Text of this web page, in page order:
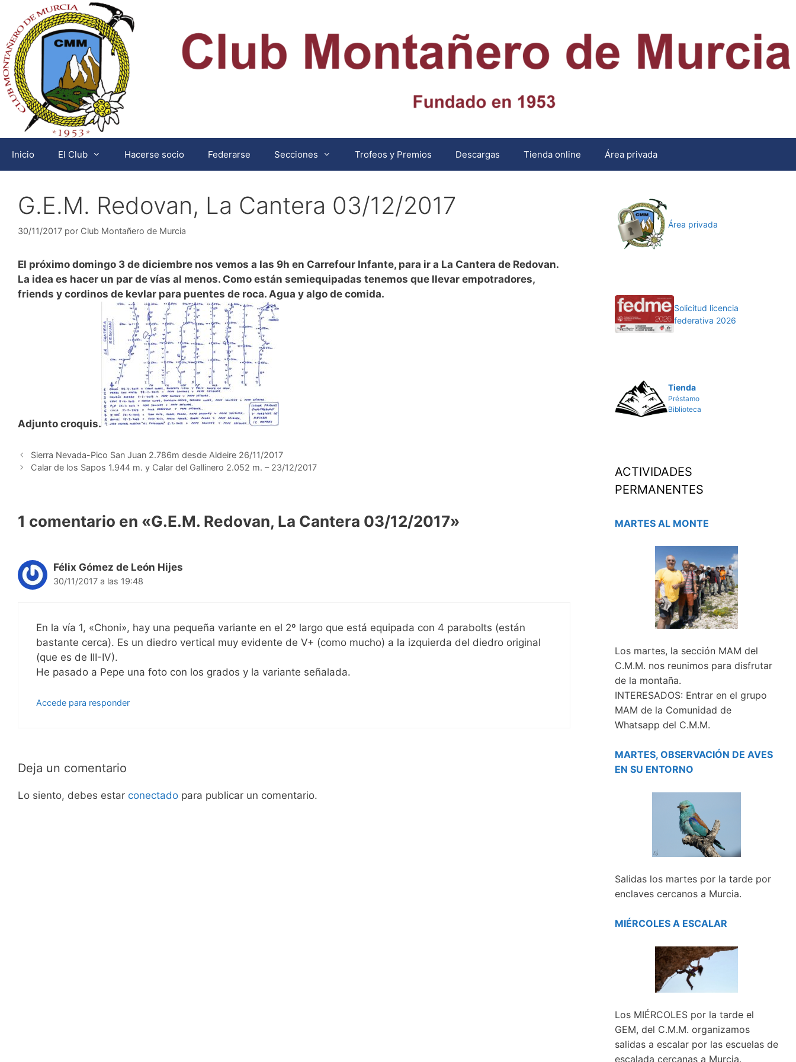
contenido
Inicio El Club Hacerse socio Federarse Secciones Trofeos y Premios Descargas Tienda online Área privada
G.E.M. Redovan, La Cantera 03/12/2017
30/11/2017 por Club Montañero de Murcia
El próximo domingo 3 de diciembre nos vemos a las 9h en Carrefour Infante, para ir a La Cantera de Redovan.
La idea es hacer un par de vías al menos. Como están semiequipadas tenemos que llevar empotradores,
friends y cordinos de kevlar para puentes de roca. Agua y algo de comida.
Adjunto croquis.
Sierra Nevada-Pico San Juan 2.786m desde Aldeire 26/11/2017
Calar de los Sapos 1.944 m. y Calar del Gallinero 2.052 m. – 23/12/2017
1 comentario en «G.E.M. Redovan, La Cantera 03/12/2017»
Félix Gómez de León Hijes
30/11/2017 a las 19:48
En la vía 1, «Choni», hay una pequeña variante en el 2º largo que está equipada con 4 parabolts (están
bastante cerca). Es un diedro vertical muy evidente de V+ (como mucho) a la izquierda del diedro original
(que es de III-IV).
He pasado a Pepe una foto con los grados y la variante señalada.
Accede para responder
Deja un comentario
Lo siento, debes estar conectado para publicar un comentario.
Área privada
Solicitud licencia
federativa 2026
Tienda
Préstamo
Biblioteca
ACTIVIDADES
PERMANENTES
MARTES AL MONTE
Los martes, la sección MAM del
C.M.M. nos reunimos para disfrutar
de la montaña.
INTERESADOS: Entrar en el grupo
MAM de la Comunidad de
Whatsapp del C.M.M.
MARTES, OBSERVACIÓN DE AVES
EN SU ENTORNO
Salidas los martes por la tarde por
enclaves cercanos a Murcia.
MIÉRCOLES A ESCALAR
Los MIÉRCOLES por la tarde el
GEM, del C.M.M. organizamos
salidas a escalar por las escuelas de
escalada cercanas a Murcia.